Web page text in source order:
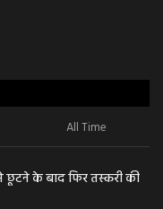
All Time
छूटने के बाद फिर तस्करी की